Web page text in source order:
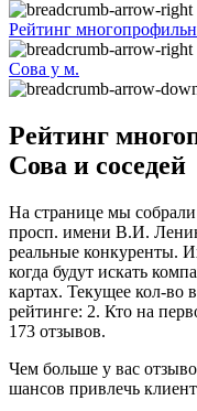
Рейтинг
Сова у м.
Рейтинг
Сова и соседей
На странице мы
просп. имени В.И.
реальные конкуренты.
когда будут искать
картах. Текущее кол-во
рейтинге: 2. Кто на
173 отзывов.
Чем больше у вас
шансов привлечь